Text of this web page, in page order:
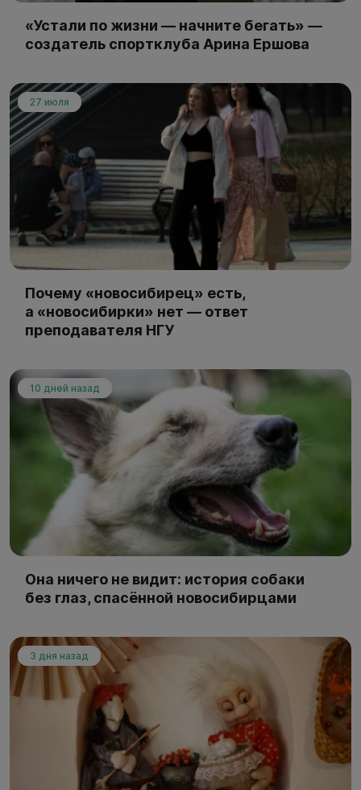
«Устали по жизни — начните бегать» —
создатель спортклуба Арина Ершова
27 июля
Почему «новосибирец» есть,
а «новосибирки» нет — ответ
преподавателя НГУ
10 дней назад
Она ничего не видит: история собаки
без глаз, спасённой новосибирцами
3 дня назад